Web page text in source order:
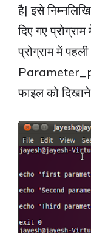
है| इसे
दिए गए
प्रोग्राम में
फाइल को